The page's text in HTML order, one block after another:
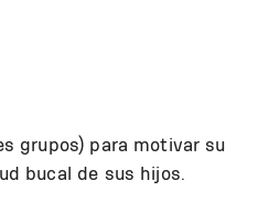
grupos) para motivar su
bucal de sus hijos.